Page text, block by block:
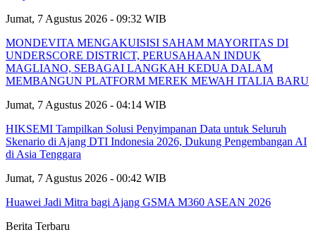
Jumat, 7 Agustus 2026 - 09:32 WIB
MONDEVITA MENGAKUISISI SAHAM MAYORITAS DI
UNDERSCORE DISTRICT, PERUSAHAAN INDUK
MAGLIANO, SEBAGAI LANGKAH KEDUA DALAM
MEMBANGUN PLATFORM MEREK MEWAH ITALIA BARU
Jumat, 7 Agustus 2026 - 04:14 WIB
HIKSEMI Tampilkan Solusi Penyimpanan Data untuk Seluruh
Skenario di Ajang DTI Indonesia 2026, Dukung Pengembangan AI
di Asia Tenggara
Jumat, 7 Agustus 2026 - 00:42 WIB
Huawei Jadi Mitra bagi Ajang GSMA M360 ASEAN 2026
Berita Terbaru